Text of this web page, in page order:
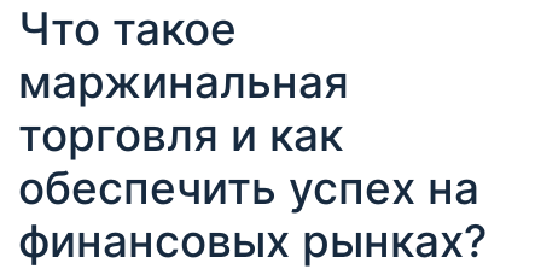
Что такое
маржинальная
торговля и как
обеспечить успех на
финансовых рынках?